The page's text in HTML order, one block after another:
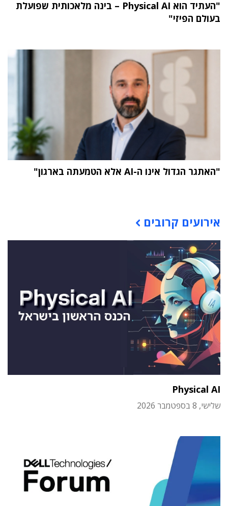
"העתיד הוא Physical AI – בינה מלאכותית שפועלת
בעולם הפיזי"
"האתגר הגדול אינו ה-AI אלא הטמעתה בארגון"
אירועים קרובים
Physical AI
שלישי, 8 בספטמבר 2026